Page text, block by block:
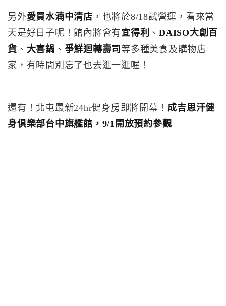
另外愛買水湳中清店 ，也將於8/18試營運，看來當
天是好日子呢！館內將會有宜得利 、 DAISO大創百
貨 、 大喜鍋 、 爭鮮迴轉壽司 等多種美食及購物店
家，有時間別忘了也去逛一逛喔！
還有！北屯最新24hr健身房即將開幕！ 成吉思汗健
身俱樂部台中旗艦館，9/1開放預約參觀